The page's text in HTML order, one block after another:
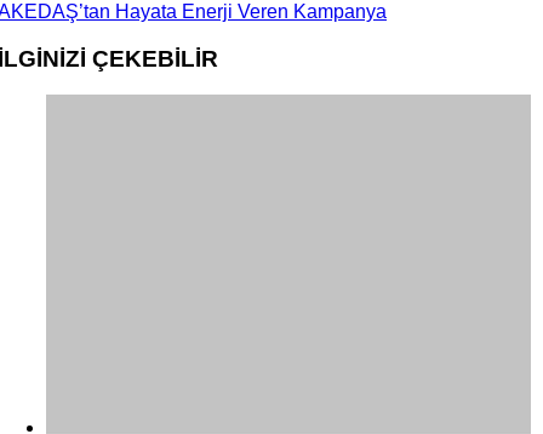
Hayata Enerji Veren Kampanya
ÇEKEBİLİR